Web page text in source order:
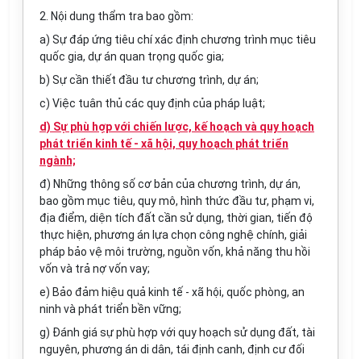
2. Nội dung thẩm tra bao gồm:
a) Sự đáp ứng tiêu chí xác định chương trình mục tiêu
quốc gia, dự án quan trọng quốc gia;
b) Sự cần thiết đầu tưchương trình, dự án;
c) Việc tuân thủ các quy định của pháp luật;
d) Sự phù hợp với chiến lược, kế hoạch và quy hoạch
phát triển kinh tế - xã hội, quy hoạch phát triển
ngành;
đ) Những thông số cơ bản của chương trình, dự án,
bao gồm mục tiêu, quy mô, hình thức đầu tư, phạm vi,
địa điểm, diện tích đất cần sử dụng, thời gian, tiến độ
thực hiện, phương án lựa chọn công nghệ chính, giải
pháp bảo vệ môi trường, nguồn vốn, khả năng thu hồi
vốn và trả nợ vốn vay;
e) Bảo đảm hiệu quả kinh tế - xã hội, quốc phòng, an
ninh và phát triển bền vững;
g) Đánh giá sự phù hợp với quy hoạch sử dụng đất, tài
nguyên, phương án di dân, tái định canh, định cư đối